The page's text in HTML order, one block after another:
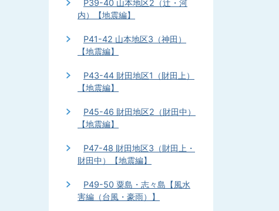
P39-40 山本地区2（辻・河
内）【地震編】
P41-42 山本地区3（神田）
【地震編】
P43-44 財田地区1（財田上）
【地震編】
P45-46 財田地区2（財田中）
【地震編】
P47-48 財田地区3（財田上・
財田中）【地震編】
P49-50 粟島・志々島【風水
害編（台風・豪雨）】